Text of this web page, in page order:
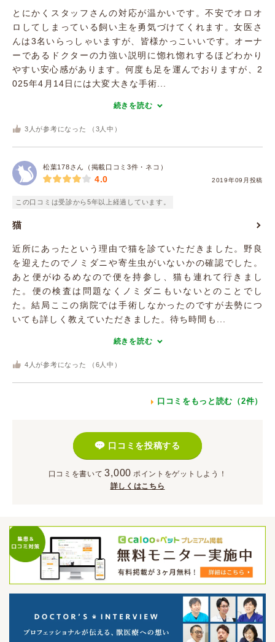
とにかくスタッフさんの対応が温かいです。不安でオロオ
ロしてしまっている飼い主を勇気づけてくれます。女医さ
んは3名いらっしゃいますが、皆様かっこいいです。オーナ
ーであるドクターの力強い説明に惚れ惚れするほどわかり
やすい安心感があります。何度も足を運んでおりますが、2
025年4月14日には大変大きな手術...
続きを読む
3 人が参考になった （ 3 人中）
松葉178さん（掲載口コミ3件・ネコ）
2019年09月投稿
4.0
この口コミは受診から5年以上経過しています。
猫
近所にあったという理由で猫を診ていただきました。野良
を迎えたのでノミダニや寄生虫がいないかの確認でした。
あと便がゆるめなので便を持参し、猫も連れて行きまし
た。便の検査は問題なくノミダニもいないとのことでし
た。結局ここの病院では手術しなかったのですが去勢につ
いても詳しく教えていただきました。待ち時間も...
続きを読む
4 人が参考になった （ 6 人中）
口コミをもっと読む（2件）
口コミを投稿する
口コミを書いて 3,000 ポイント をゲットしよう！
詳しくはこちら